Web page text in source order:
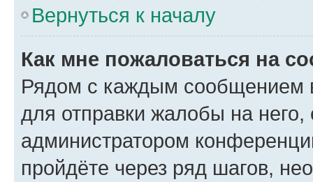
Вернуться к началу
Как мне пожаловаться на
Рядом с каждым сообщением
для отправки жалобы на
администратором
пройдёте через ряд шагов,